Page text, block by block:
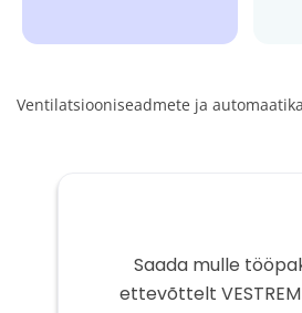
Ventilatsiooniseadmete ja
Saada mulle
ettevõttelt VESTREM